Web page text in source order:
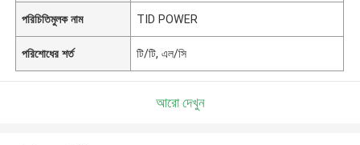
পরিচিতিমুলক নাম TID POWER
পরিশোধের শর্ত টি/টি, এল/সি
আরো দেখুন